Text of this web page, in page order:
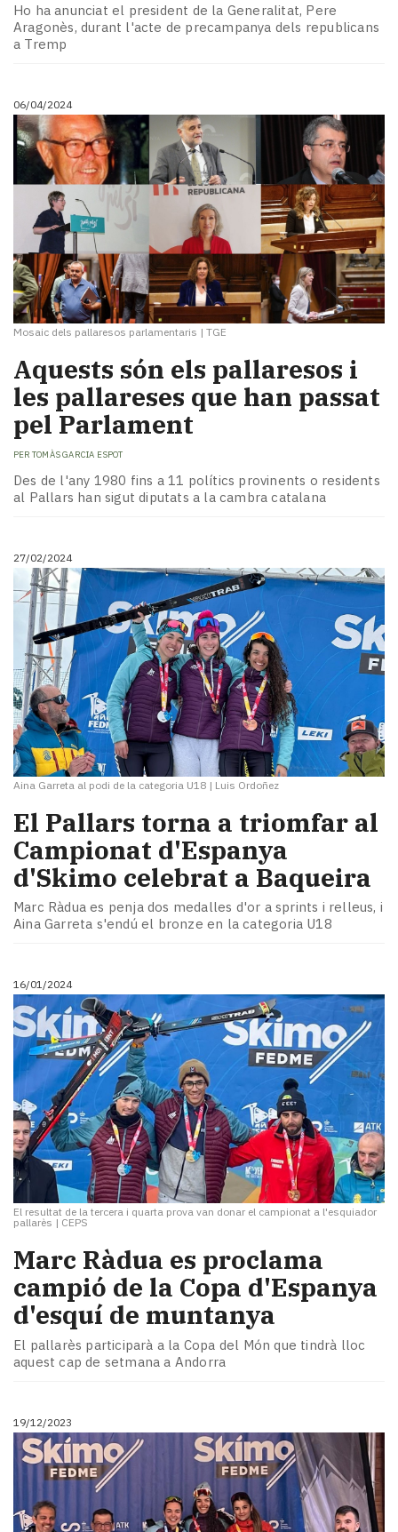
Ho ha anunciat el president de la Generalitat, Pere
Aragonès, durant l'acte de precampanya dels republicans
a Tremp
06/04/2024
Mosaic dels pallaresos parlamentaris | TGE
Aquests són els pallaresos i
les pallareses que han passat
pel Parlament
PER TOMÀS GARCIA ESPOT
Des de l'any 1980 fins a 11 polítics provinents o residents
al Pallars han sigut diputats a la cambra catalana
27/02/2024
Aina Garreta al podi de la categoria U18 | Luis Ordoñez
El Pallars torna a triomfar al
Campionat d'Espanya
d'Skimo celebrat a Baqueira
Marc Ràdua es penja dos medalles d'or a sprints i relleus, i
Aina Garreta s'endú el bronze en la categoria U18
16/01/2024
El resultat de la tercera i quarta prova van donar el campionat a l'esquiador
pallarès | CEPS
Marc Ràdua es proclama
campió de la Copa d'Espanya
d'esquí de muntanya
El pallarès participarà a la Copa del Món que tindrà lloc
aquest cap de setmana a Andorra
19/12/2023